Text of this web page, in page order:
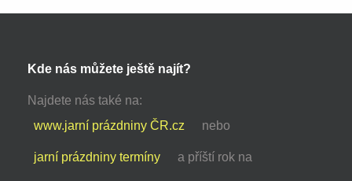
Kde nás můžete ještě najít?
Najdete nás také na:
www.jarní prázdniny ČR.cz
nebo
jarní prázdniny termíny a příští rok na